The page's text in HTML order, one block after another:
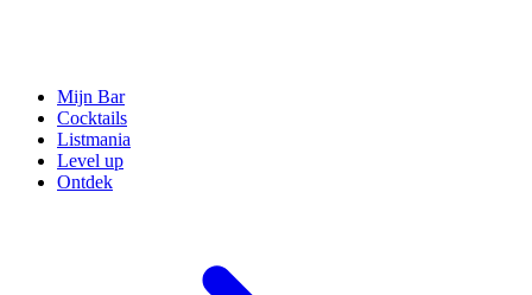
Mijn Bar
Cocktails
Listmania
Level up
Ontdek